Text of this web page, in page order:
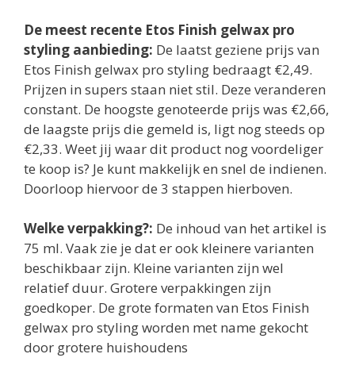
De meest recente Etos Finish gelwax pro
styling aanbieding: De laatst geziene prijs van
Etos Finish gelwax pro styling bedraagt €2,49.
Prijzen in supers staan niet stil. Deze veranderen
constant. De hoogste genoteerde prijs was €2,66,
de laagste prijs die gemeld is, ligt nog steeds op
€2,33. Weet jij waar dit product nog voordeliger
te koop is? Je kunt makkelijk en snel de indienen.
Doorloop hiervoor de 3 stappen hierboven.
Welke verpakking?: De inhoud van het artikel is
75 ml. Vaak zie je dat er ook kleinere varianten
beschikbaar zijn. Kleine varianten zijn wel
relatief duur. Grotere verpakkingen zijn
goedkoper. De grote formaten van Etos Finish
gelwax pro styling worden met name gekocht
door grotere huishoudens